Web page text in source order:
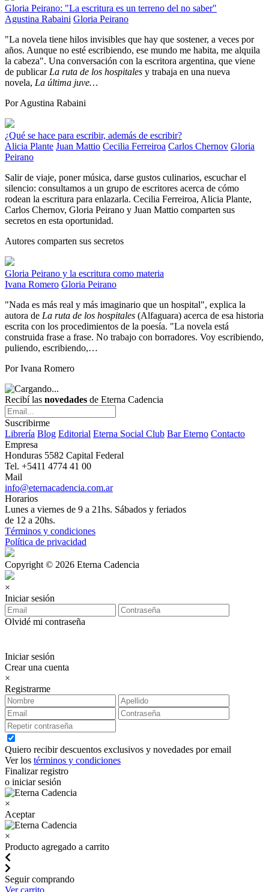
Gloria Peirano: "La escritura es un terreno del no saber"
Agustina Rabaini Gloria Peirano
"La novela tiene hilos invisibles que hay que sostener, a veces por
años. Aunque no esté escribiendo, ese mundo me habita, me alquila
la cabeza". Una conversación con la escritora argentina, que viene
de publicar La ruta de los hospitales y trabaja en una nueva
novela, La última juve…
Por Agustina Rabaini
¿Qué se hace para escribir, además de escribir?
Alicia Plante Juan Mattio Cecilia Ferreiroa Carlos Chernov Gloria
Peirano
Salir de viaje, poner música, darse gustos culinarios, escuchar el
silencio: consultamos a un grupo de escritores acerca de cómo
rodean la escritura para enlazarla. Cecilia Ferreiroa, Alicia Plante,
Carlos Chernov, Gloria Peirano y Juan Mattio comparten sus
secretos en esta oportunidad.
Autores comparten sus secretos
Gloria Peirano y la escritura como materia
Ivana Romero Gloria Peirano
"Nada es más real y más imaginario que un hospital", explica la
autora de La ruta de los hospitales (Alfaguara) acerca de esa historia
escrita con los procedimientos de la poesía. "La novela está
construida frase a frase. No trabajo con borradores. Voy escribiendo,
puliendo, escribiendo,…
Por Ivana Romero
Recibí las novedades de Eterna Cadencia
Suscribirme
Librería Blog Editorial Eterna Social Club Bar Eterno Contacto
Empresa
Honduras 5582 Capital Federal
Tel. +5411 4774 41 00
Mail
info@eternacadencia.com.ar
Horarios
Lunes a viernes de 9 a 21hs. Sábados y feriados
de 12 a 20hs.
Términos y condiciones
Política de privacidad
Copyright © 2026 Eterna Cadencia
×
Iniciar sesión
Olvidé mi contraseña
Iniciar sesión
Crear una cuenta
×
Registrarme
Quiero recibir descuentos exclusivos y novedades por email
Ver los términos y condiciones
Finalizar registro
o iniciar sesión
×
Aceptar
×
Producto agregado a carrito
Seguir comprando
Ver carrito